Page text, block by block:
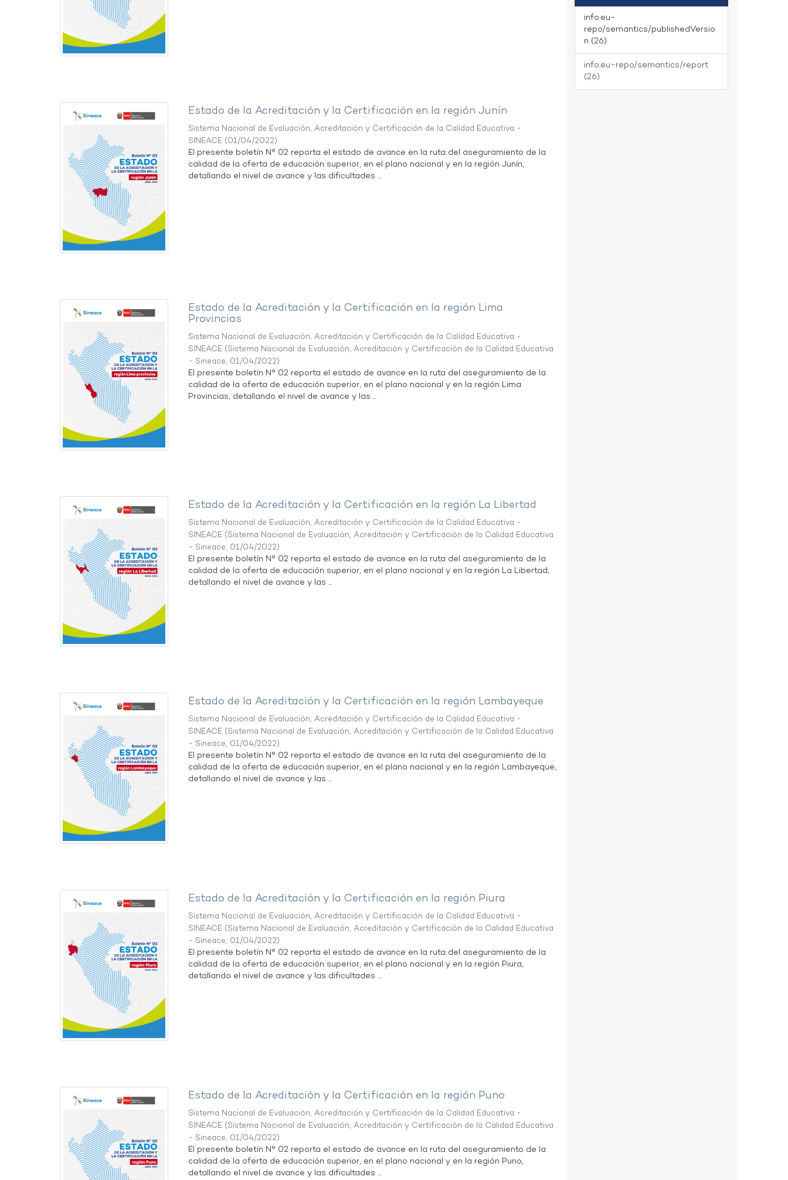
Estado de la Acreditación y la Certificación en la región Junín
Sistema Nacional de Evaluación, Acreditación y Certificación de la Calidad Educativa -
SINEACE (01/04/2022)
El presente boletín N° 02 reporta el estado de avance en la ruta del aseguramiento de la
calidad de la oferta de educación superior, en el plano nacional y en la región Junín,
detallando el nivel de avance y las dificultades ...
Estado de la Acreditación y la Certificación en la región Lima
Provincias
Sistema Nacional de Evaluación, Acreditación y Certificación de la Calidad Educativa -
SINEACE (Sistema Nacional de Evaluación, Acreditación y Certificación de la Calidad Educativa
- Sineace, 01/04/2022)
El presente boletín N° 02 reporta el estado de avance en la ruta del aseguramiento de la
calidad de la oferta de educación superior, en el plano nacional y en la región Lima
Provincias, detallando el nivel de avance y las ...
Estado de la Acreditación y la Certificación en la región La Libertad
Sistema Nacional de Evaluación, Acreditación y Certificación de la Calidad Educativa -
SINEACE (Sistema Nacional de Evaluación, Acreditación y Certificación de la Calidad Educativa
- Sineace, 01/04/2022)
El presente boletín N° 02 reporta el estado de avance en la ruta del aseguramiento de la
calidad de la oferta de educación superior, en el plano nacional y en la región La Libertad,
detallando el nivel de avance y las ...
Estado de la Acreditación y la Certificación en la región Lambayeque
Sistema Nacional de Evaluación, Acreditación y Certificación de la Calidad Educativa -
SINEACE (Sistema Nacional de Evaluación, Acreditación y Certificación de la Calidad Educativa
- Sineace, 01/04/2022)
El presente boletín N° 02 reporta el estado de avance en la ruta del aseguramiento de la
calidad de la oferta de educación superior, en el plano nacional y en la región Lambayeque,
detallando el nivel de avance y las ...
Estado de la Acreditación y la Certificación en la región Piura
Sistema Nacional de Evaluación, Acreditación y Certificación de la Calidad Educativa -
SINEACE (Sistema Nacional de Evaluación, Acreditación y Certificación de la Calidad Educativa
- Sineace, 01/04/2022)
El presente boletín N° 02 reporta el estado de avance en la ruta del aseguramiento de la
calidad de la oferta de educación superior, en el plano nacional y en la región Piura,
detallando el nivel de avance y las dificultades ...
Estado de la Acreditación y la Certificación en la región Puno
Sistema Nacional de Evaluación, Acreditación y Certificación de la Calidad Educativa -
SINEACE (Sistema Nacional de Evaluación, Acreditación y Certificación de la Calidad Educativa
- Sineace, 01/04/2022)
El presente boletín N° 02 reporta el estado de avance en la ruta del aseguramiento de la
calidad de la oferta de educación superior, en el plano nacional y en la región Puno,
detallando el nivel de avance y las dificultades ...
info:eu-
repo/semantics/publishedVersio
n (26)
info:eu-repo/semantics/report
(26)